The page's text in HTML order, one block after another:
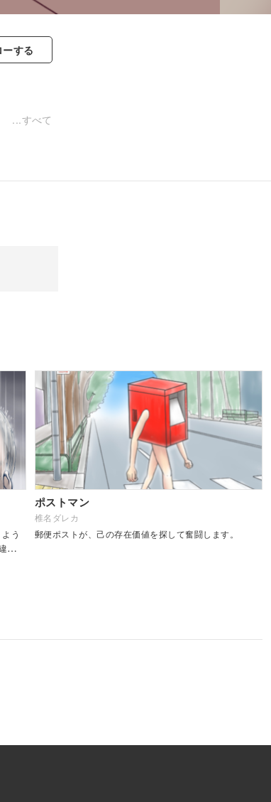
ーする
すべて
う
感
ポストマン
椎名ダレカ
郵便ポストが、己の存在価値を探して奮闘します。